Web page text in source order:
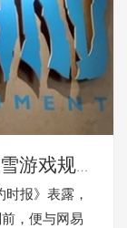
游戏规定
报》表露，
，便与网易